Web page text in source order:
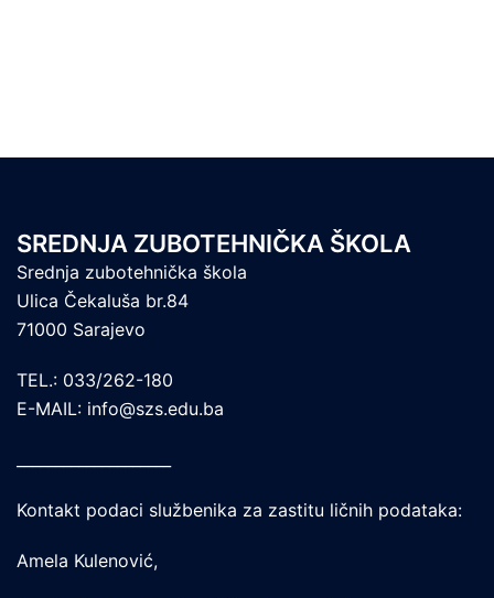
SREDNJA ZUBOTEHNIČKA ŠKOLA
Srednja zubotehnička škola
Ulica Čekaluša br.84
71000 Sarajevo
TEL.: 033/262-180
E-MAIL: info@szs.edu.ba
Kontakt podaci službenika za zastitu ličnih podataka:
Amela Kulenović,